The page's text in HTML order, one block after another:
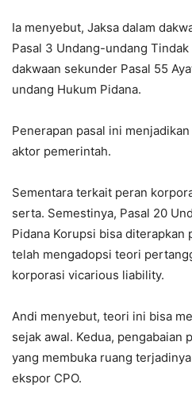
Ia menyebut, Jaksa dalam
Pasal 3 Undang-undang
dakwaan sekunder Pasal 55
undang Hukum Pidana.
Penerapan pasal ini
aktor pemerintah.
Sementara terkait peran
serta. Semestinya, Pasal 20
Pidana Korupsi bisa diterapkan
telah mengadopsi teori
korporasi vicarious liability.
Andi menyebut, teori ini bisa
sejak awal. Kedua, pengabaian
yang membuka ruang
ekspor CPO.